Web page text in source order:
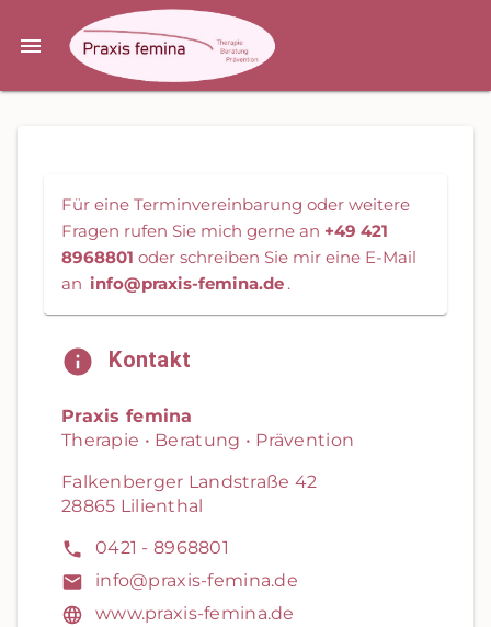
Für eine Terminvereinbarung oder weitere
Fragen rufen Sie mich gerne an +49 421
8968801 oder schreiben Sie mir eine E-Mail
an info@praxis-femina.de .
Kontakt
Praxis femina
Therapie • Beratung • Prävention
Falkenberger Landstraße 42
28865 Lilienthal
0421 - 8968801
info@praxis-femina.de
www.praxis-femina.de